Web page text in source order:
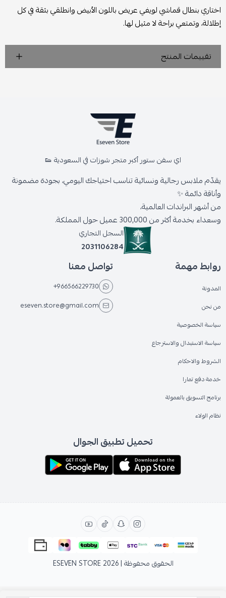
اختاري بنطال قماشي لويفي عريض باللون الأبيض وانطلقي بثقة في كل
إطلالة، وتمتعي براحة لا مثيل لها.
تقييمات المنتج
اي سفن ستور أكبر متجر شوزات في السعودية 👟
يقدّم ملابس رجالية ونسائية تناسب احتياجك اليومي، بجودة مضمونة
وأناقة دائمة ✨
من أشهر البراندات العالمية،
وسعداء بخدمة أكثر من 300,000 عميل حول المملكة.
السجل التجاري
2031106284
روابط مهمة
المدونة
من نحن
سياسة الخصوصية
سياسة الاستبدال والاسترجاع
الشروط والاحكام
خدمة دفع تمارا
برنامج التسويق بالعمولة
نظام الولاء
تواصل معنا
+966566229730
eseven.store@gmail.com
تحميل تطبيق الجوال
الحقوق محفوظة | 2026 ESEVEN STORE